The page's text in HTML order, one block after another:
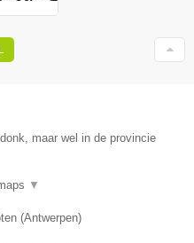
maar wel in de provincie
▼
(Antwerpen)